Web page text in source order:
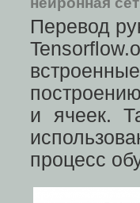
Перевод
и ячеек.
процесс